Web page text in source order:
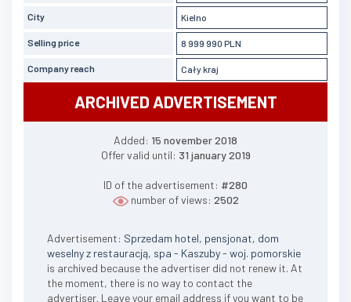
City Kielno
Selling price 8 999 990 PLN
Company reach Cały kraj
ARCHIVED ADVERTISEMENT
Added: 15 november 2018
Offer valid until: 31 january 2019
ID of the advertisement: #280
number of views: 2502
Advertisement: Sprzedam hotel, pensjonat, dom
weselny z restauracją, spa - Kaszuby - woj. pomorskie
is archived because the advertiser did not renew it. At
the moment, there is no way to contact the
advertiser. Leave your email address if you want to be